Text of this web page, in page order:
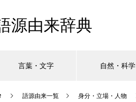
源由来辞典
言葉・文字 自然・科学
語源由来一覧 身分・立場・人物